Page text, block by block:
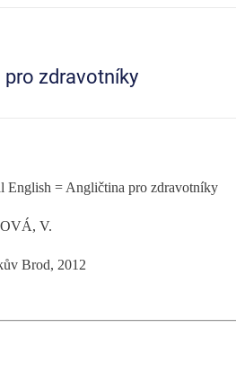
zdravotníky
English = Angličtina pro zdravotníky
V.
Brod, 2012